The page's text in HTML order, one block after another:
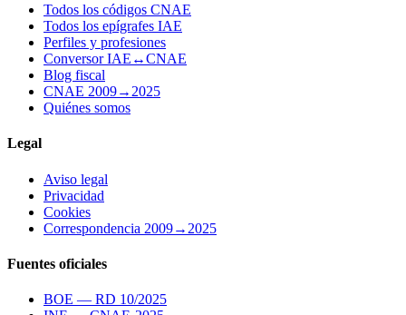
Todos los códigos CNAE
Todos los epígrafes IAE
Perfiles y profesiones
Conversor IAE↔CNAE
Blog fiscal
CNAE 2009→2025
Quiénes somos
Legal
Aviso legal
Privacidad
Cookies
Correspondencia 2009→2025
Fuentes oficiales
BOE — RD 10/2025